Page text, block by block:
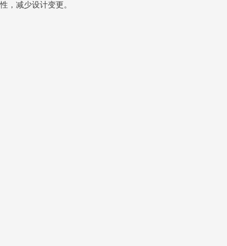
，减少设计变更。